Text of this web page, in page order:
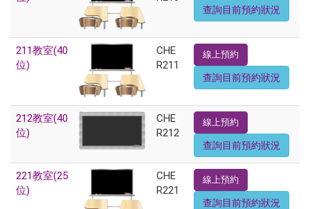
查詢目前預約狀況
211教室(40
位)
CHE
R211
線上預約
查詢目前預約狀況
212教室(40
位)
CHE
R212
線上預約
查詢目前預約狀況
221教室(25
位)
CHE
R221
線上預約
查詢目前預約狀況